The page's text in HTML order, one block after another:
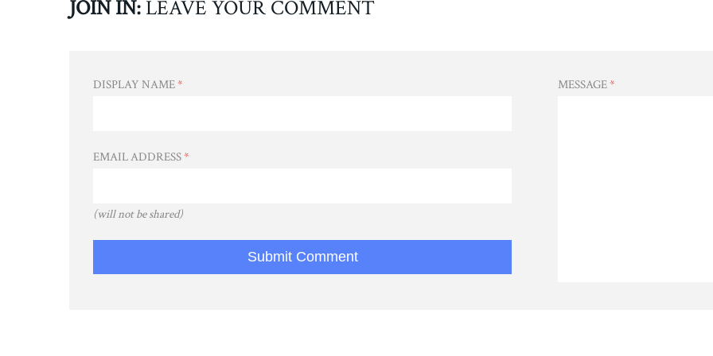
JOIN IN: LEAVE YOUR COMMENT
DISPLAY NAME*
EMAIL ADDRESS*
(will not be shared)
MESSAGE*